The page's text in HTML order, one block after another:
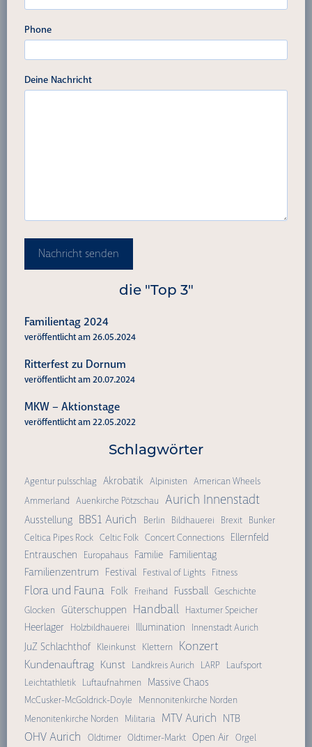
Phone
Deine Nachricht
Nachricht senden
die "Top 3"
Familientag 2024
veröffentlicht am 26.05.2024
Ritterfest zu Dornum
veröffentlicht am 20.07.2024
MKW – Aktionstage
veröffentlicht am 22.05.2022
Schlagwörter
Agentur pulsschlag Akrobatik Alpinisten American Wheels
Ammerland Auenkirche Pötzschau Aurich Innenstadt
Ausstellung BBS1 Aurich Berlin Bildhauerei Brexit Bunker
Celtica Pipes Rock Celtic Folk Concert Connections Ellernfeld
Entrauschen
Europahaus Familie Familientag
Familienzentrum Festival Festival of Lights Fitness
Flora und Fauna Folk Freihand Fussball Geschichte
Glocken Güterschuppen Handball Haxtumer Speicher
Heerlager Holzbildhauerei Illumination Innenstadt Aurich
JuZ Schlachthof Kleinkunst Klettern Konzert
Kundenauftrag Kunst Landkreis Aurich LARP Laufsport
Leichtathletik Luftaufnahmen Massive Chaos
McCusker-McGoldrick-Doyle
Mennonitenkirche Norden
Menonitenkirche Norden
Militaria MTV Aurich NTB
OHV Aurich Oldtimer Oldtimer-Markt Open Air Orgel